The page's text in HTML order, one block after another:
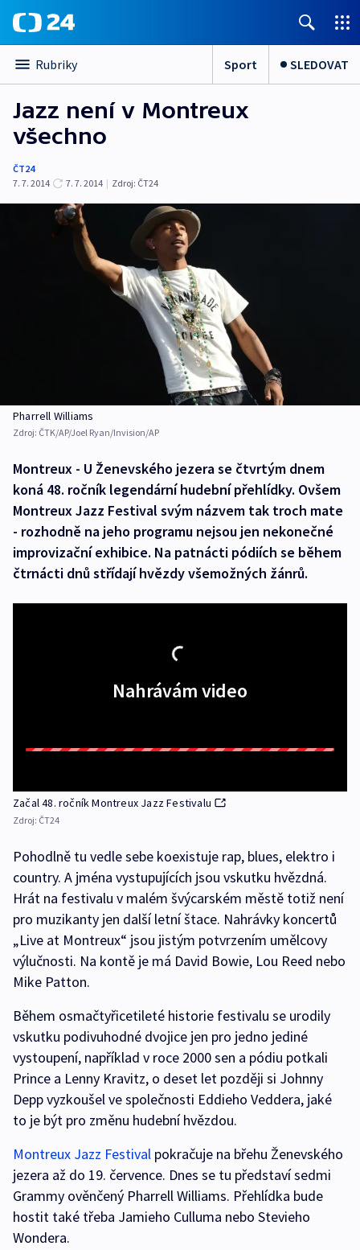
Rubriky Sport SLEDOVAT
Jazz není v Montreux
všechno
ČT24
7. 7. 2014
7. 7. 2014 | Zdroj: ČT24
Pharrell Williams
Zdroj: ČTK/AP/Joel Ryan/Invision/AP
Montreux - U Ženevského jezera se čtvrtým dnem
koná 48. ročník legendární hudební přehlídky. Ovšem
Montreux Jazz Festival svým názvem tak troch mate
- rozhodně na jeho programu nejsou jen nekonečné
improvizační exhibice. Na patnácti pódiích se během
čtrnácti dnů střídají hvězdy všemožných žánrů.
Nahrávám video
Začal 48. ročník Montreux Jazz Festivalu
Zdroj: ČT24
Pohodlně tu vedle sebe koexistuje rap, blues, elektro i
country. A jména vystupujících jsou vskutku hvězdná.
Hrát na festivalu v malém švýcarském městě totiž není
pro muzikanty jen další letní štace. Nahrávky koncertů
„Live at Montreux“ jsou jistým potvrzením umělcovy
výlučnosti. Na kontě je má David Bowie, Lou Reed nebo
Mike Patton.
Během osmačtyřicetileté historie festivalu se urodily
vskutku podivuhodné dvojice jen pro jedno jediné
vystoupení, například v roce 2000 sen a pódiu potkali
Prince a Lenny Kravitz, o deset let později si Johnny
Depp vyzkoušel ve společnosti Eddieho Veddera, jaké
to je být pro změnu hudební hvězdou.
Montreux Jazz Festival pokračuje na břehu Ženevského
jezera až do 19. července. Dnes se tu představí sedmi
Grammy ověnčený Pharrell Williams. Přehlídka bude
hostit také třeba Jamieho Culluma nebo Stevieho
Wondera.